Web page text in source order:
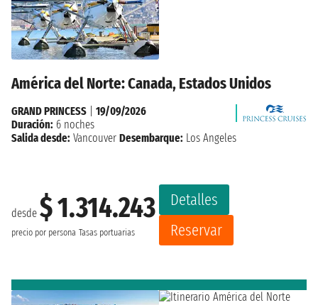
América del Norte: Canada, Estados Unidos
desde $ 1.314.243
precio por persona Tasas portuarias
Detalles
Reservar
GRAND PRINCESS
19/09/2026
Duración: 6 noches
Salida desde: Vancouver Desembarque: Los Angeles